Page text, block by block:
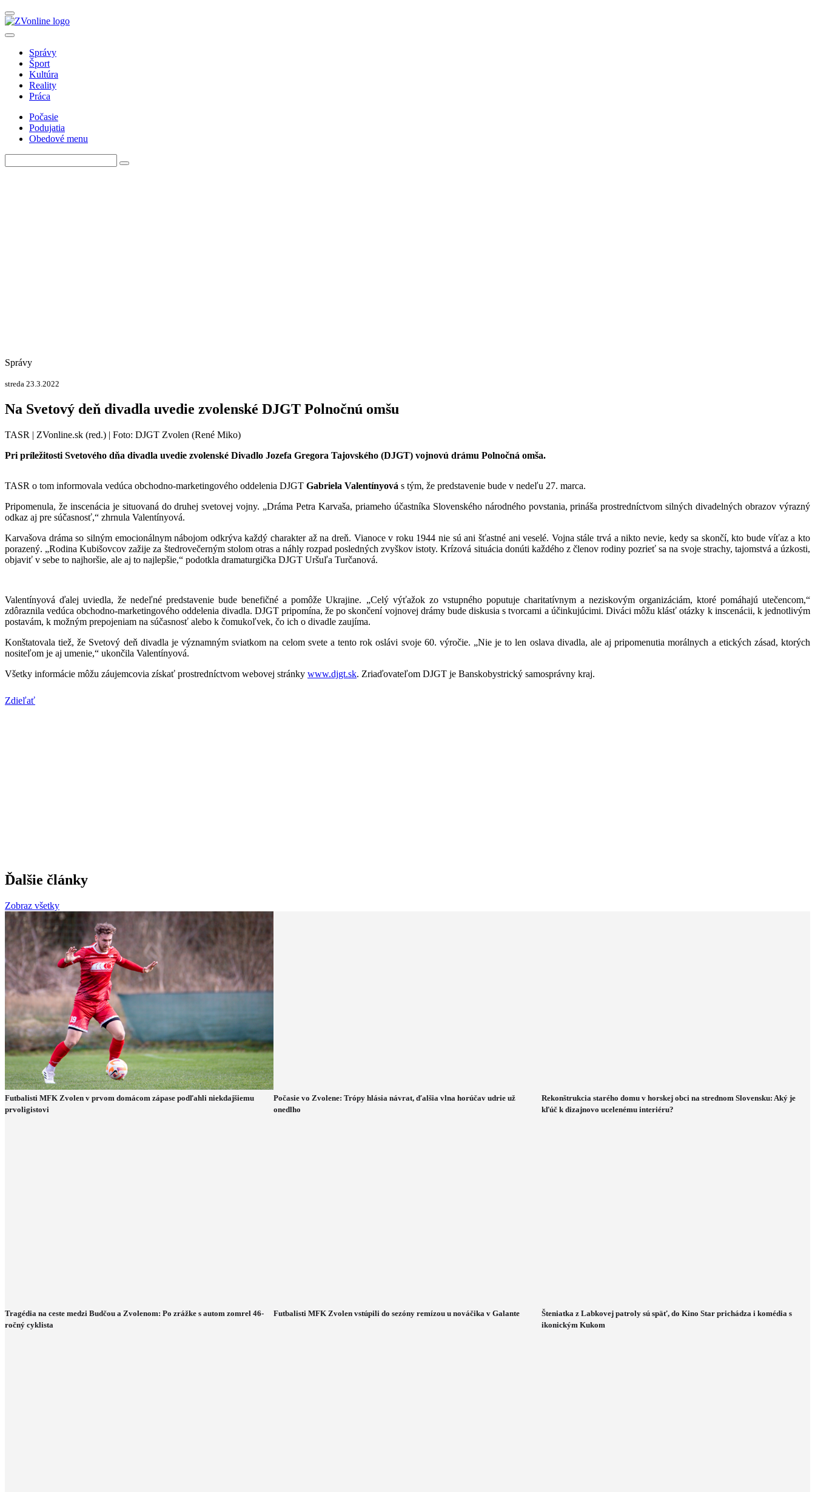
Správy
Šport
Kultúra
Reality
Práca
Počasie
Podujatia
Obedové menu
Správy
streda 23.3.2022
Na Svetový deň divadla uvedie zvolenské DJGT Polnočnú omšu
TASR | ZVonline.sk (red.) | Foto: DJGT Zvolen (René Miko)
Pri príležitosti Svetového dňa divadla uvedie zvolenské Divadlo Jozefa Gregora Tajovského (DJGT) vojnovú drámu Polnočná omša.
TASR o tom informovala vedúca obchodno-marketingového oddelenia DJGT Gabriela Valentínyová s tým, že predstavenie bude v nedeľu 27. marca.
Pripomenula, že inscenácia je situovaná do druhej svetovej vojny. „Dráma Petra Karvaša, priameho účastníka Slovenského národného povstania, prináša prostredníctvom silných divadelných obrazov výrazný
odkaz aj pre súčasnosť,“ zhrnula Valentínyová.
Karvašova dráma so silným emocionálnym nábojom odkrýva každý charakter až na dreň. Vianoce v roku 1944 nie sú ani šťastné ani veselé. Vojna stále trvá a nikto nevie, kedy sa skončí, kto bude víťaz a kto
porazený. „Rodina Kubišovcov zažije za štedrovečerným stolom otras a náhly rozpad posledných zvyškov istoty. Krízová situácia donúti každého z členov rodiny pozrieť sa na svoje strachy, tajomstvá a úzkosti,
objaviť v sebe to najhoršie, ale aj to najlepšie,“ podotkla dramaturgička DJGT Uršuľa Turčanová.
Valentínyová ďalej uviedla, že nedeľné predstavenie bude benefičné a pomôže Ukrajine. „Celý výťažok zo vstupného poputuje charitatívnym a neziskovým organizáciám, ktoré pomáhajú utečencom,“
zdôraznila vedúca obchodno-marketingového oddelenia divadla. DJGT pripomína, že po skončení vojnovej drámy bude diskusia s tvorcami a účinkujúcimi. Diváci môžu klásť otázky k inscenácii, k jednotlivým
postavám, k možným prepojeniam na súčasnosť alebo k čomukoľvek, čo ich o divadle zaujíma.
Konštatovala tiež, že Svetový deň divadla je významným sviatkom na celom svete a tento rok oslávi svoje 60. výročie. „Nie je to len oslava divadla, ale aj pripomenutia morálnych a etických zásad, ktorých
nositeľom je aj umenie,“ ukončila Valentínyová.
Všetky informácie môžu záujemcovia získať prostredníctvom webovej stránky www.djgt.sk. Zriaďovateľom DJGT je Banskobystrický samosprávny kraj.
Zdieľať
Ďalšie články
Zobraz všetky
Futbalisti MFK Zvolen v prvom domácom zápase podľahli niekdajšiemu
prvoligistovi
Počasie vo Zvolene: Trópy hlásia návrat, ďalšia vlna horúčav udrie už
onedlho
Rekonštrukcia starého domu v horskej obci na strednom Slovensku: Aký je
kľúč k dizajnovo ucelenému interiéru?
Tragédia na ceste medzi Budčou a Zvolenom: Po zrážke s autom zomrel 46-
ročný cyklista
Futbalisti MFK Zvolen vstúpili do sezóny remízou u nováčika v Galante
Šteniatka z Labkovej patroly sú späť, do Kino Star prichádza i komédia s
ikonickým Kukom